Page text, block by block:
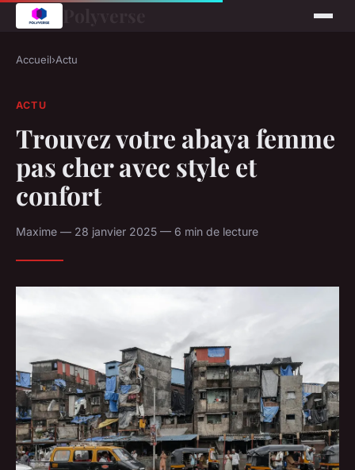
Accueil›Actu
ACTU
Trouvez votre abaya femme
pas cher avec style et
confort
Maxime — 28 janvier 2025 — 6 min de lecture